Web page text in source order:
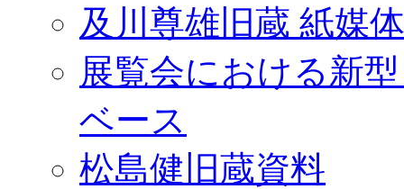
及川尊雄旧蔵 紙媒
展覧会における新
ベース
松島健旧蔵資料